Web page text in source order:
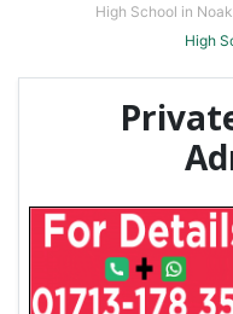
High School in
High